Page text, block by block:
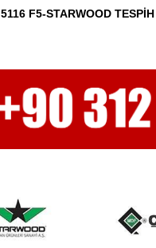
5116 F5-STARWOOD TESPİH